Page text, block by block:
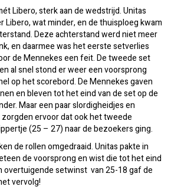
Libero, sterk aan de wedstrijd. Unitas
Libero, wat minder, en de thuisploeg kwam
Deze achterstand werd niet meer
en daarmee was het eerste setverlies
de Mennekes een feit. De tweede set
al snel stond er weer een voorsprong
op het scorebord. De Mennekes gaven
en bleven tot het eind van de set op de
Maar een paar slordigheidjes en
ervoor dat ook het tweede
(25 – 27) naar de bezoekers ging.
de rollen omgedraaid. Unitas pakte in
de voorsprong en wist die tot het eind
overtuigende setwinst van 25-18 gaf de
vervolg!